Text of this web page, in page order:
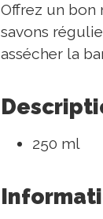
Offrez un bon
savons
assécher la
250 ml